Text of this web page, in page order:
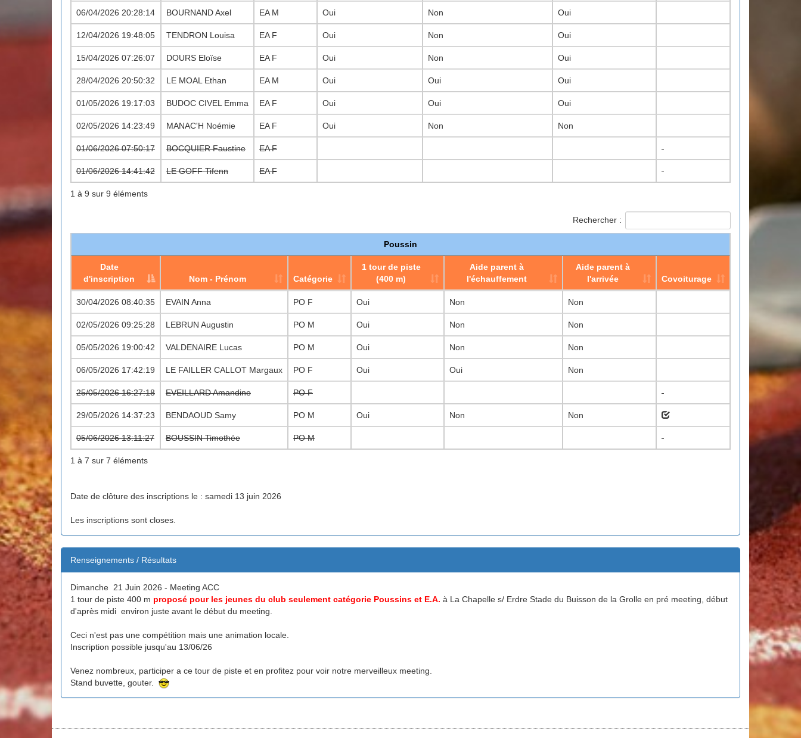
06/04/2026 20:28:14 BOURNAND Axel EA M Oui Non Oui
12/04/2026 19:48:05 TENDRON Louisa EA F Oui Non Oui
15/04/2026 07:26:07 DOURS Eloïse EA F Oui Non Oui
28/04/2026 20:50:32 LE MOAL Ethan EA M Oui Oui Oui
01/05/2026 19:17:03 BUDOC CIVEL Emma EA F Oui Oui Oui
02/05/2026 14:23:49 MANAC'H Noémie EA F Oui Non Non
01/06/2026 07:50:17 BOCQUIER Faustine EA F
01/06/2026 14:41:42 LE GOFF Tifenn EA F
1 à 9 sur 9 éléments
Rechercher :
Poussin
Date
d'inscription
Nom - Prénom Catégorie
1 tour de piste
(400 m)
Aide parent à
l'échauffement
Aide parent à
l'arrivée
Covoiturage
Date
Nom - Prénom Catégorie
1 tour de piste
30/04/2026 08:40:35 EVAIN Anna PO F Oui Non Non
02/05/2026 09:25:28 LEBRUN Augustin PO M Oui Non Non
05/05/2026 19:00:42 VALDENAIRE Lucas PO M Oui Non Non
06/05/2026 17:42:19 LE FAILLER CALLOT Margaux PO F Oui Oui Non
25/05/2026 16:27:18 EVEILLARD Amandine PO F
29/05/2026 14:37:23 BENDAOUD Samy PO M Oui Non Non
05/06/2026 13:11:27 BOUSSIN Timothée PO M
1 à 7 sur 7 éléments
Date de clôture des inscriptions le : samedi 13 juin 2026
Les inscriptions sont closes.
Renseignements / Résultats
Dimanche 21 Juin 2026 - Meeting ACC
1 tour de piste 400 m proposé pour les jeunes du club seulement catégorie Poussins et E.A. à La Chapelle s/ Erdre Stade du Buisson de la Grolle en pré meeting, début
d'après midi environ juste avant le début du meeting.
Ceci n'est pas une compétition mais une animation locale.
Inscription possible jusqu'au 13/06/26
Venez nombreux, participer a ce tour de piste et en profitez pour voir notre merveilleux meeting.
Stand buvette, gouter.